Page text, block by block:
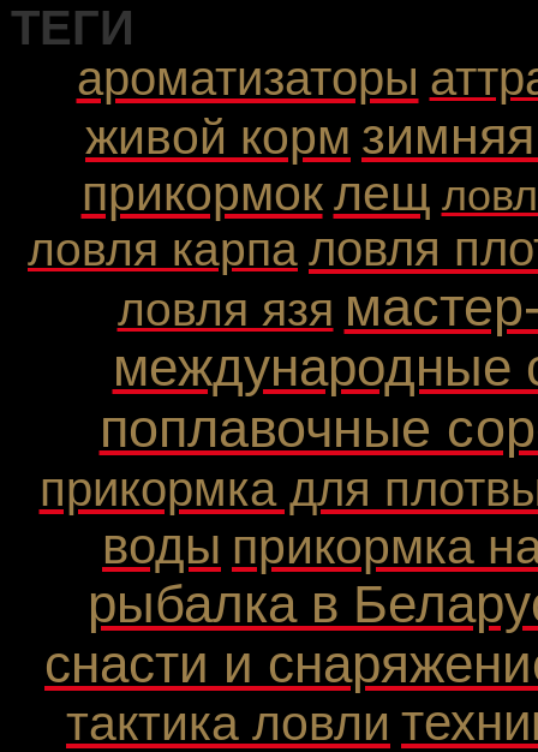
ТЕГИ
ароматизаторы
живой корм
прикормок лещ
ловля карпа ловля
ловля язя
международные
поплавочные
прикормка для
воды прикормка
рыбалка в
снасти и
тактика ловли